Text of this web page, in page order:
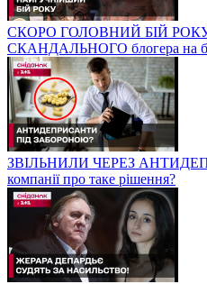
СКОРО ГОЛОВНИЙ БІЙ РОКУ!
СКАНДАЛЬНОГО блогера на
ЗВІЛЬНИЛИ ЧЕРЕЗ
компанії про таке рішення?